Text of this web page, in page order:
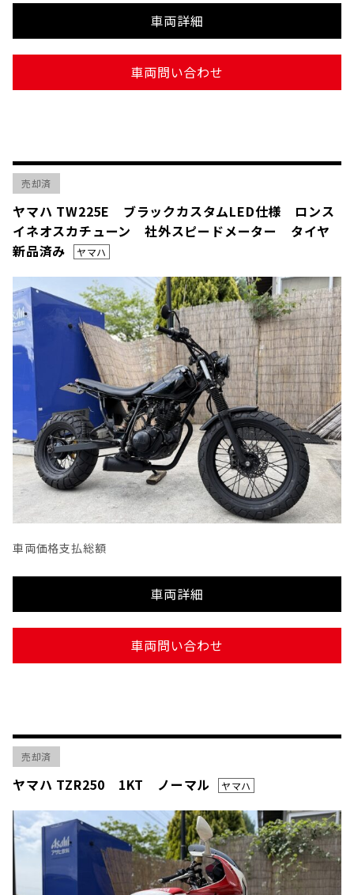
車両詳細
車両問い合わせ
売却済
ヤマハ TW225E ブラックカスタムLED仕様 ロンス
イネオスカチューン 社外スピードメーター タイヤ
新品済み
ヤマハ
車両価格支払総額
車両詳細
車両問い合わせ
売却済
ヤマハ TZR250 1KT ノーマル ヤマハ